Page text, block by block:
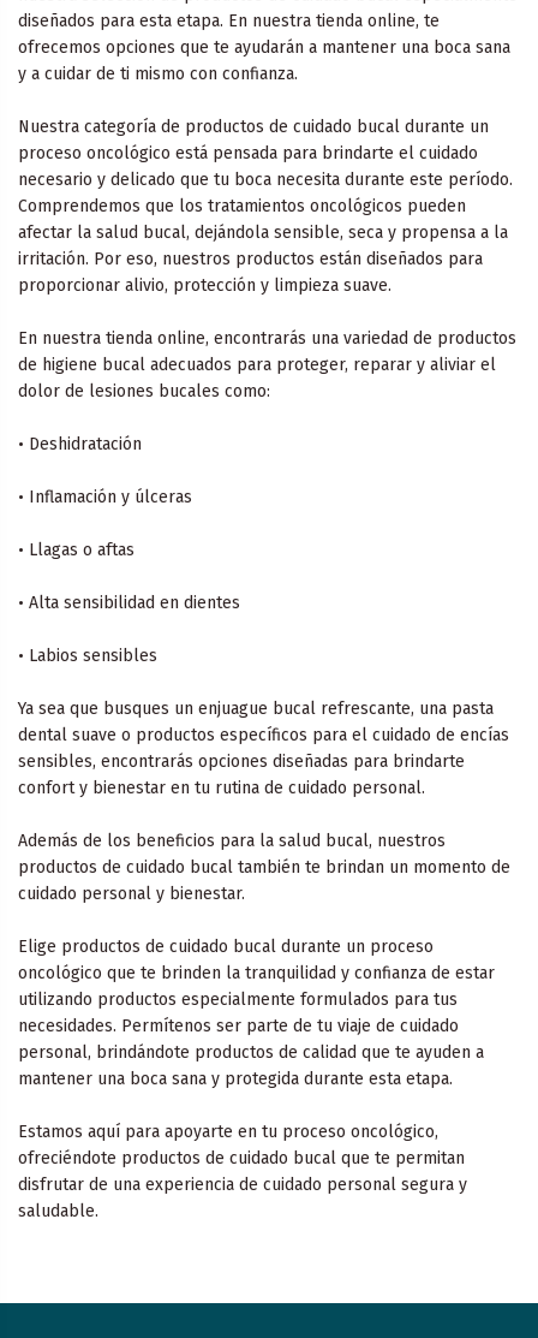
diseñados para esta etapa. En nuestra tienda online, te
ofrecemos opciones que te ayudarán a mantener una boca sana
y a cuidar de ti mismo con confianza.
Nuestra categoría de productos de cuidado bucal durante un
proceso oncológico está pensada para brindarte el cuidado
necesario y delicado que tu boca necesita durante este período.
Comprendemos que los tratamientos oncológicos pueden
afectar la salud bucal, dejándola sensible, seca y propensa a la
irritación. Por eso, nuestros productos están diseñados para
proporcionar alivio, protección y limpieza suave.
En nuestra tienda online, encontrarás una variedad de productos
de higiene bucal adecuados para proteger, reparar y aliviar el
dolor de lesiones bucales como:
• Deshidratación
• Inflamación y úlceras
• Llagas o aftas
• Alta sensibilidad en dientes
• Labios sensibles
Ya sea que busques un enjuague bucal refrescante, una pasta
dental suave o productos específicos para el cuidado de encías
sensibles, encontrarás opciones diseñadas para brindarte
confort y bienestar en tu rutina de cuidado personal.
Además de los beneficios para la salud bucal, nuestros
productos de cuidado bucal también te brindan un momento de
cuidado personal y bienestar.
Elige productos de cuidado bucal durante un proceso
oncológico que te brinden la tranquilidad y confianza de estar
utilizando productos especialmente formulados para tus
necesidades. Permítenos ser parte de tu viaje de cuidado
personal, brindándote productos de calidad que te ayuden a
mantener una boca sana y protegida durante esta etapa.
Estamos aquí para apoyarte en tu proceso oncológico,
ofreciéndote productos de cuidado bucal que te permitan
disfrutar de una experiencia de cuidado personal segura y
saludable.